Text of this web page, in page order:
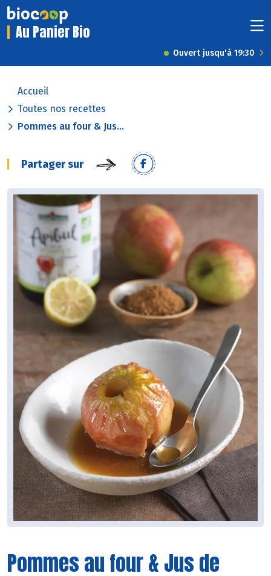
Au Panier Bio
Ouvert jusqu'à 19:30
Accueil
Toutes nos recettes
Pommes au four & Jus...
Partager sur
Pommes au four & Jus de